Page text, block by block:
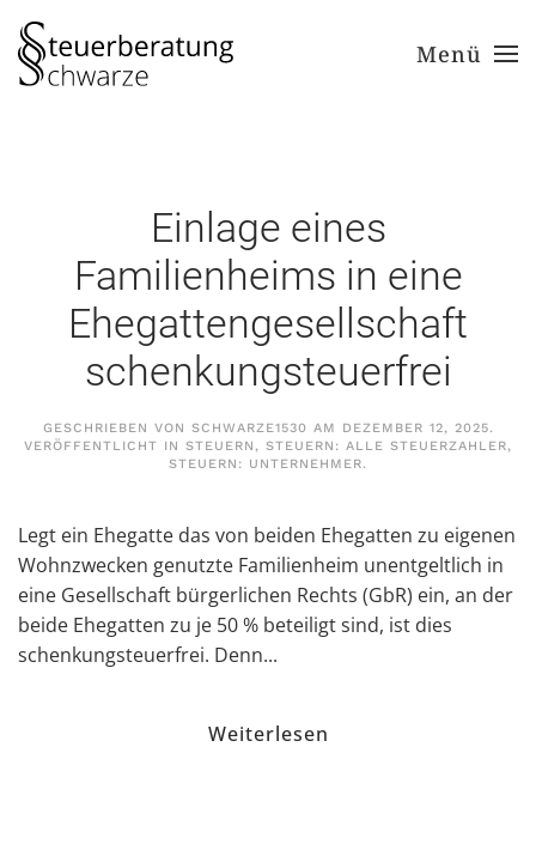
Zum Hauptinhalt springen Menü
Einlage eines
Familienheims in eine
Ehegattengesellschaft
schenkungsteuerfrei
GESCHRIEBEN VON SCHWARZE1530 AM DEZEMBER 12, 2025.
VERÖFFENTLICHT IN STEUERN, STEUERN: ALLE STEUERZAHLER,
STEUERN: UNTERNEHMER.
Legt ein Ehegatte das von beiden Ehegatten zu eigenen
Wohnzwecken genutzte Familienheim unentgeltlich in
eine Gesellschaft bürgerlichen Rechts (GbR) ein, an der
beide Ehegatten zu je 50 % beteiligt sind, ist dies
schenkungsteuerfrei. Denn...
Weiterlesen